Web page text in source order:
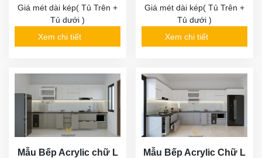
Giá mét dài kép( Tủ Trên +
Tủ dưới )
Xem chi tiết
Giá mét dài kép( Tủ Trên +
Tủ dưới )
Xem chi tiết
Mẫu Bếp Acrylic chữ L
Mẫu Bếp Acrylic Chữ L